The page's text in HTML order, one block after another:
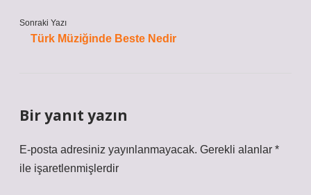
Sonraki Yazı
Türk Müziğinde Beste Nedir
Bir yanıt yazın
E-posta adresiniz yayınlanmayacak. Gerekli alanlar *
ile işaretlenmişlerdir